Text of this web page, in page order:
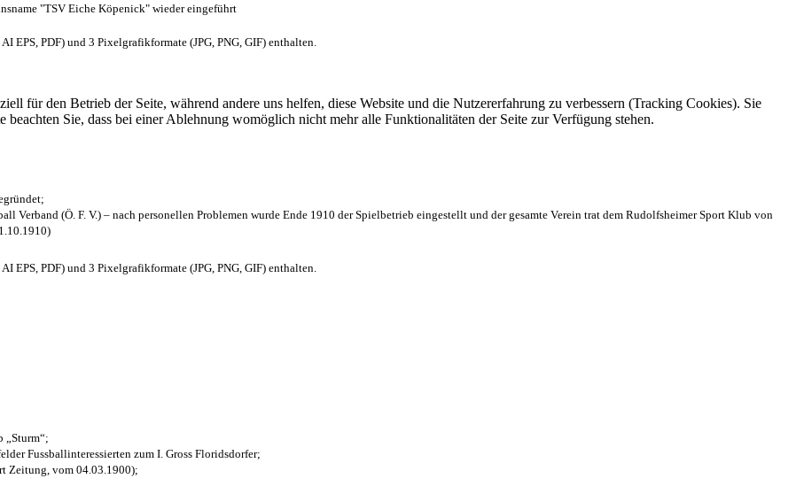
für den Betrieb der Seite, während andere uns helfen, diese Website und die Nutzererfahrung zu verbessern (Tracking Cookies). Sie
beachten Sie, dass bei einer Ablehnung womöglich nicht mehr alle Funktionalitäten der Seite zur Verfügung stehen.
"TSV Eiche Köpenick" wieder eingeführt
EPS, PDF) und 3 Pixelgrafikformate (JPG, PNG, GIF) enthalten.
Verband (Ö. F. V.) – nach personellen Problemen wurde Ende 1910 der Spielbetrieb eingestellt und der gesamte Verein trat dem Rudolfsheimer Sport Klub von
EPS, PDF) und 3 Pixelgrafikformate (JPG, PNG, GIF) enthalten.
„Sturm“;
Fussballinteressierten zum I. Gross Floridsdorfer;
Zeitung, vom 04.03.1900);